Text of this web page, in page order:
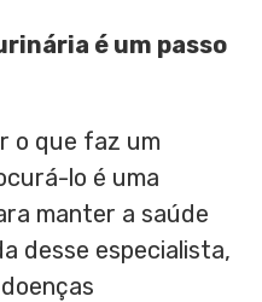
é um passo
o que faz um
lo é uma
manter a saúde
desse especialista,